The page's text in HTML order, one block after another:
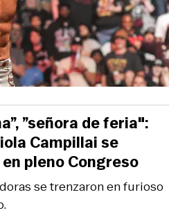
se trenzaron en furioso
”señora de feria":
Campillai se
pleno Congreso